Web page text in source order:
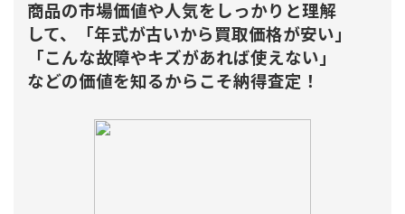
商品の市場価値や人気をしっかりと理解
して、「年式が古いから買取価格が安い」
「こんな故障やキズがあれば使えない」
などの価値を知るからこそ納得査定！